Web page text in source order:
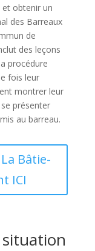
et obtenir un
des Barreaux
de
des leçons
procédure
fois leur
montrer leur
présenter
au barreau.
Bâtie-
ICI